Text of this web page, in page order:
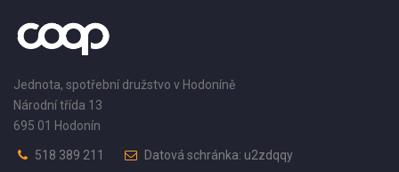
Jednota, spotřební družstvo v Hodoníně
Národní třída 13
695 01 Hodonín
518 389 211
Datová schránka: u2zdqqy